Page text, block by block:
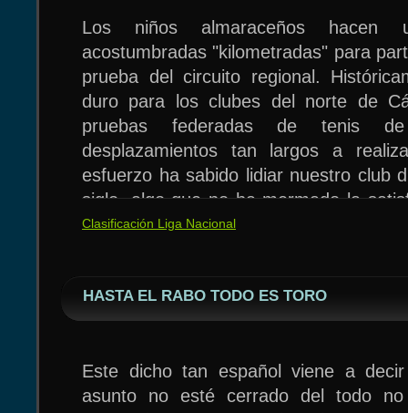
En categoría Juvenil participaron
Álvaro no pudo acceder al cuadro
de consolación. Jesús consiguió
El club pone en relieve el esfuerzo
cuando llegaron al pueblo.
Con estas dos victorias sobre
Almaraz se coloca segundo en la
conoce derrota alguna.
Los niños almaraceños
acostumbradas "kilometradas" para
prueba del circuito regional.
duro para los clubes del norte de
pruebas federadas de tenis
desplazamientos tan largos a
esfuerzo ha sabido lidiar nuestro club
siglo, algo que no ha mermado la
ver como los niños van progresando
que ha realizado Almaraz, que
70% de la participación cacereña.
Clasificación Liga Nacional
HASTA EL RABO TODO ES TORO
Este dicho tan español viene a
asunto no esté cerrado del todo no